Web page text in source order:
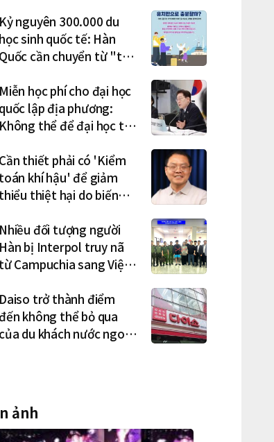
Kỷ nguyên 300.000 du
học sinh quốc tế: Hàn
Quốc cần chuyển từ "thu
việc làm – định cư"
Miễn học phí cho đại học
quốc lập địa phương:
Không thể để đại học tư
Cần thiết phải có 'Kiểm
toán khí hậu' để giảm
thiểu thiệt hại do biến
Nhiều đối tượng người
Hàn bị Interpol truy nã
từ Campuchia sang Việt
Daiso trở thành điểm
không thể bỏ qua
của du khách nước ngoài
ảnh